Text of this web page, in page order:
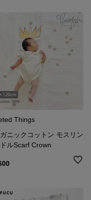
Things
ニックコットン モスリン
ルScarf Crown